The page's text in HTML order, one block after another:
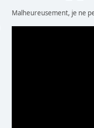
Malheureusement, je ne